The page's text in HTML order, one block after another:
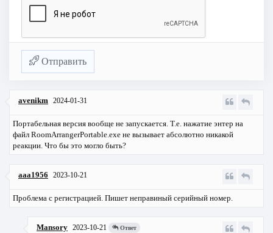
Отправить
avenikm 2024-01-31
Портабельная версия вообще не запускается. Т.е. нажатие энтер на
файл RoomArrangerPortable.exe не вызывает абсолютно никакой
реакции. Что бы это могло быть?
aaa1956 2023-10-21
Проблема с регистрацией. Пишет неправиный серийный номер.
Mansory 2023-10-21 Ответ